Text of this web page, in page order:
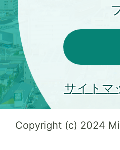
サイトマ
Copyright (c) 2024